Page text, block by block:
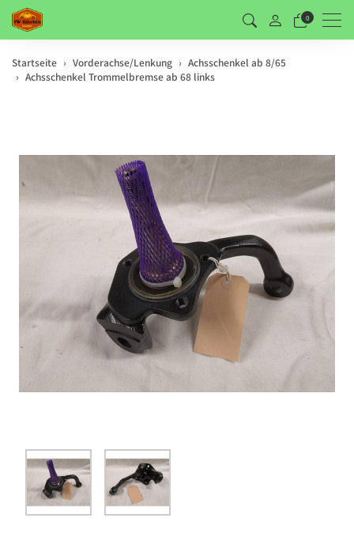
0
Startseite Vorderachse/Lenkung
Achsschenkel ab 8/65
Achsschenkel Trommelbremse ab 68 links